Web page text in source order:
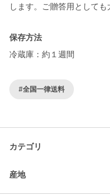
保存方法
冷蔵庫：約１週間
#全国一律送料
カテゴリ
産地